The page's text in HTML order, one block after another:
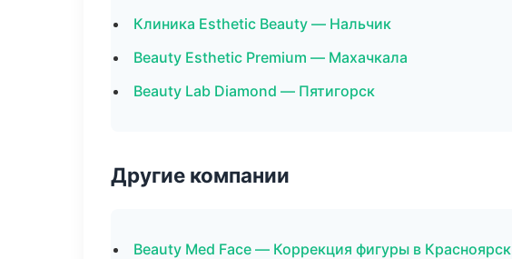
Клиника Esthetic Beauty — Нальчик
Beauty Esthetic Premium — Махачкала
Beauty Lab Diamond — Пятигорск
Другие компании
Beauty Med Face — Коррекция фигуры в Красноярск